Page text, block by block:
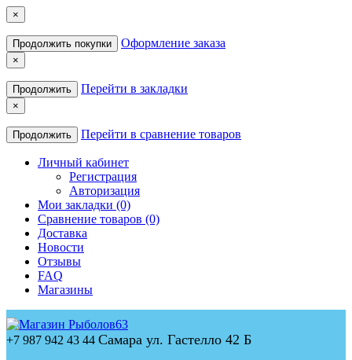
×
Продолжить покупки Оформление заказа
×
Продолжить Перейти в закладки
×
Продолжить Перейти в сравнение товаров
Личный кабинет
Регистрация
Авторизация
Мои закладки (0)
Сравнение товаров (0)
Доставка
Новости
Отзывы
FAQ
Магазины
+7 987 942 43 44 Самара ул. Гастелло 42 Б